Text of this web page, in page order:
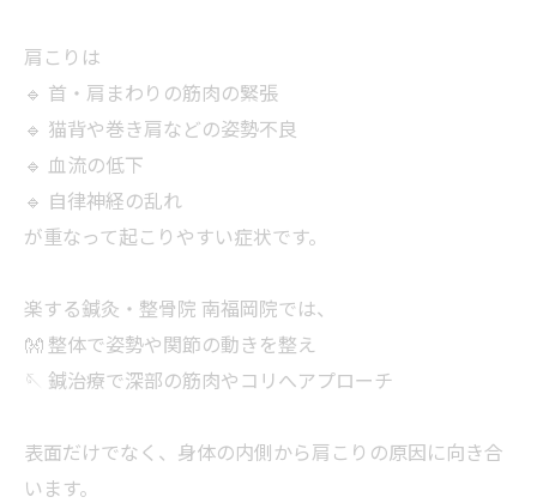
肩こりは
🔹 首・肩まわりの筋肉の緊張
🔹 猫背や巻き肩などの姿勢不良
🔹 血流の低下
🔹 自律神経の乱れ
が重なって起こりやすい症状です。
楽する鍼灸・整骨院 南福岡院では、
👐 整体で姿勢や関節の動きを整え
🪡 鍼治療で深部の筋肉やコリへアプローチ
表面だけでなく、身体の内側から肩こりの原因に向き合
います。